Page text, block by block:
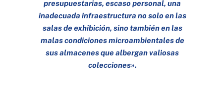
presupuestarias, escaso personal, una
inadecuada infraestructura no solo en las
salas de exhibición, sino también en las
malas condiciones microambientales de
sus almacenes que albergan valiosas
colecciones».